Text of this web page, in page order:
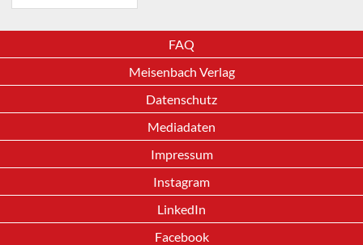
FAQ
Meisenbach Verlag
Datenschutz
Mediadaten
Impressum
Instagram
LinkedIn
Facebook